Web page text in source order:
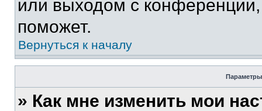
или выходом с
поможет.
Вернуться к началу
Параметры
» Как мне изменить мои